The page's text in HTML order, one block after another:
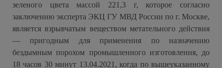
зеленого цвета массой 221,3 г, которое согласно
заключению эксперта ЭКЦ ГУ МВД России по г. Москве,
является взрывчатым веществом метательного действия
— пригодным для применения по назначению
бездымным порохом промышленного изготовления, до
18 часов 30 минут 13.04.2021, когда по вышеуказанному